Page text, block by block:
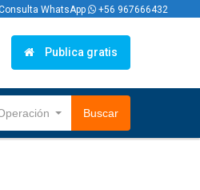
WhatsApp +56 967666432
Publica gratis
Buscar